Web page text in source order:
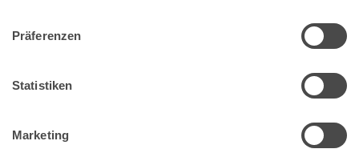
Präferenzen
Statistiken
Marketing
Muster Widerrufsformular (PDF)
Barrierefreiheit